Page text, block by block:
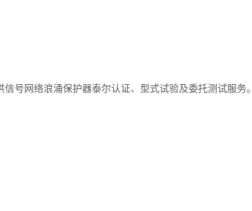
号网络浪涌保护器泰尔认证、型式试验及委托测试服务。